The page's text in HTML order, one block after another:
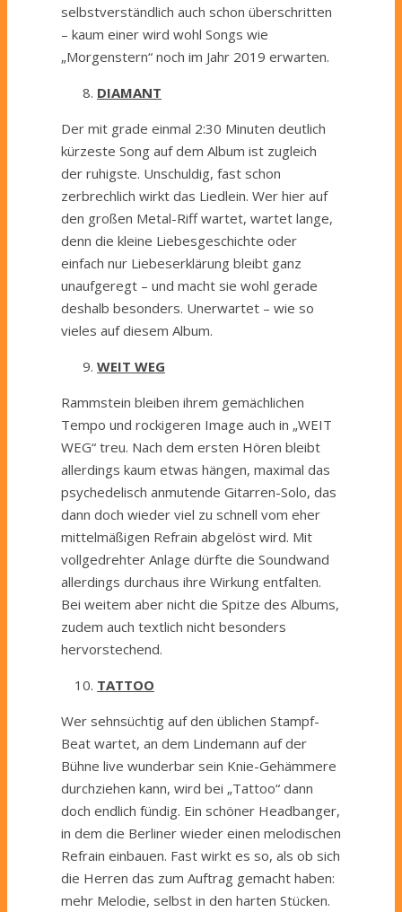
selbstverständlich auch schon überschritten
– kaum einer wird wohl Songs wie
„Morgenstern“ noch im Jahr 2019 erwarten.
DIAMANT
Der mit grade einmal 2:30 Minuten deutlich
kürzeste Song auf dem Album ist zugleich
der ruhigste. Unschuldig, fast schon
zerbrechlich wirkt das Liedlein. Wer hier auf
den großen Metal-Riff wartet, wartet lange,
denn die kleine Liebesgeschichte oder
einfach nur Liebeserklärung bleibt ganz
unaufgeregt – und macht sie wohl gerade
deshalb besonders. Unerwartet – wie so
vieles auf diesem Album.
WEIT WEG
Rammstein bleiben ihrem gemächlichen
Tempo und rockigeren Image auch in „WEIT
WEG“ treu. Nach dem ersten Hören bleibt
allerdings kaum etwas hängen, maximal das
psychedelisch anmutende Gitarren-Solo, das
dann doch wieder viel zu schnell vom eher
mittelmäßigen Refrain abgelöst wird. Mit
vollgedrehter Anlage dürfte die Soundwand
allerdings durchaus ihre Wirkung entfalten.
Bei weitem aber nicht die Spitze des Albums,
zudem auch textlich nicht besonders
hervorstechend.
TATTOO
Wer sehnsüchtig auf den üblichen Stampf-
Beat wartet, an dem Lindemann auf der
Bühne live wunderbar sein Knie-Gehämmere
durchziehen kann, wird bei „Tattoo“ dann
doch endlich fündig. Ein schöner Headbanger,
in dem die Berliner wieder einen melodischen
Refrain einbauen. Fast wirkt es so, als ob sich
die Herren das zum Auftrag gemacht haben:
mehr Melodie, selbst in den harten Stücken.